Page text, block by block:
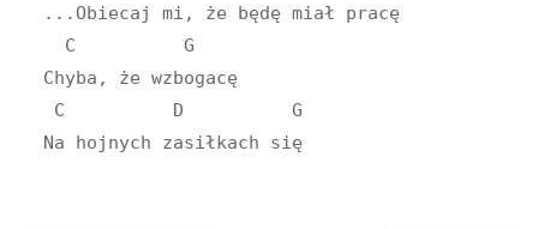
    ...Obiecaj mi, że będę miał pracę
      C          G
    Chyba, że wzbogacę
     C          D          G